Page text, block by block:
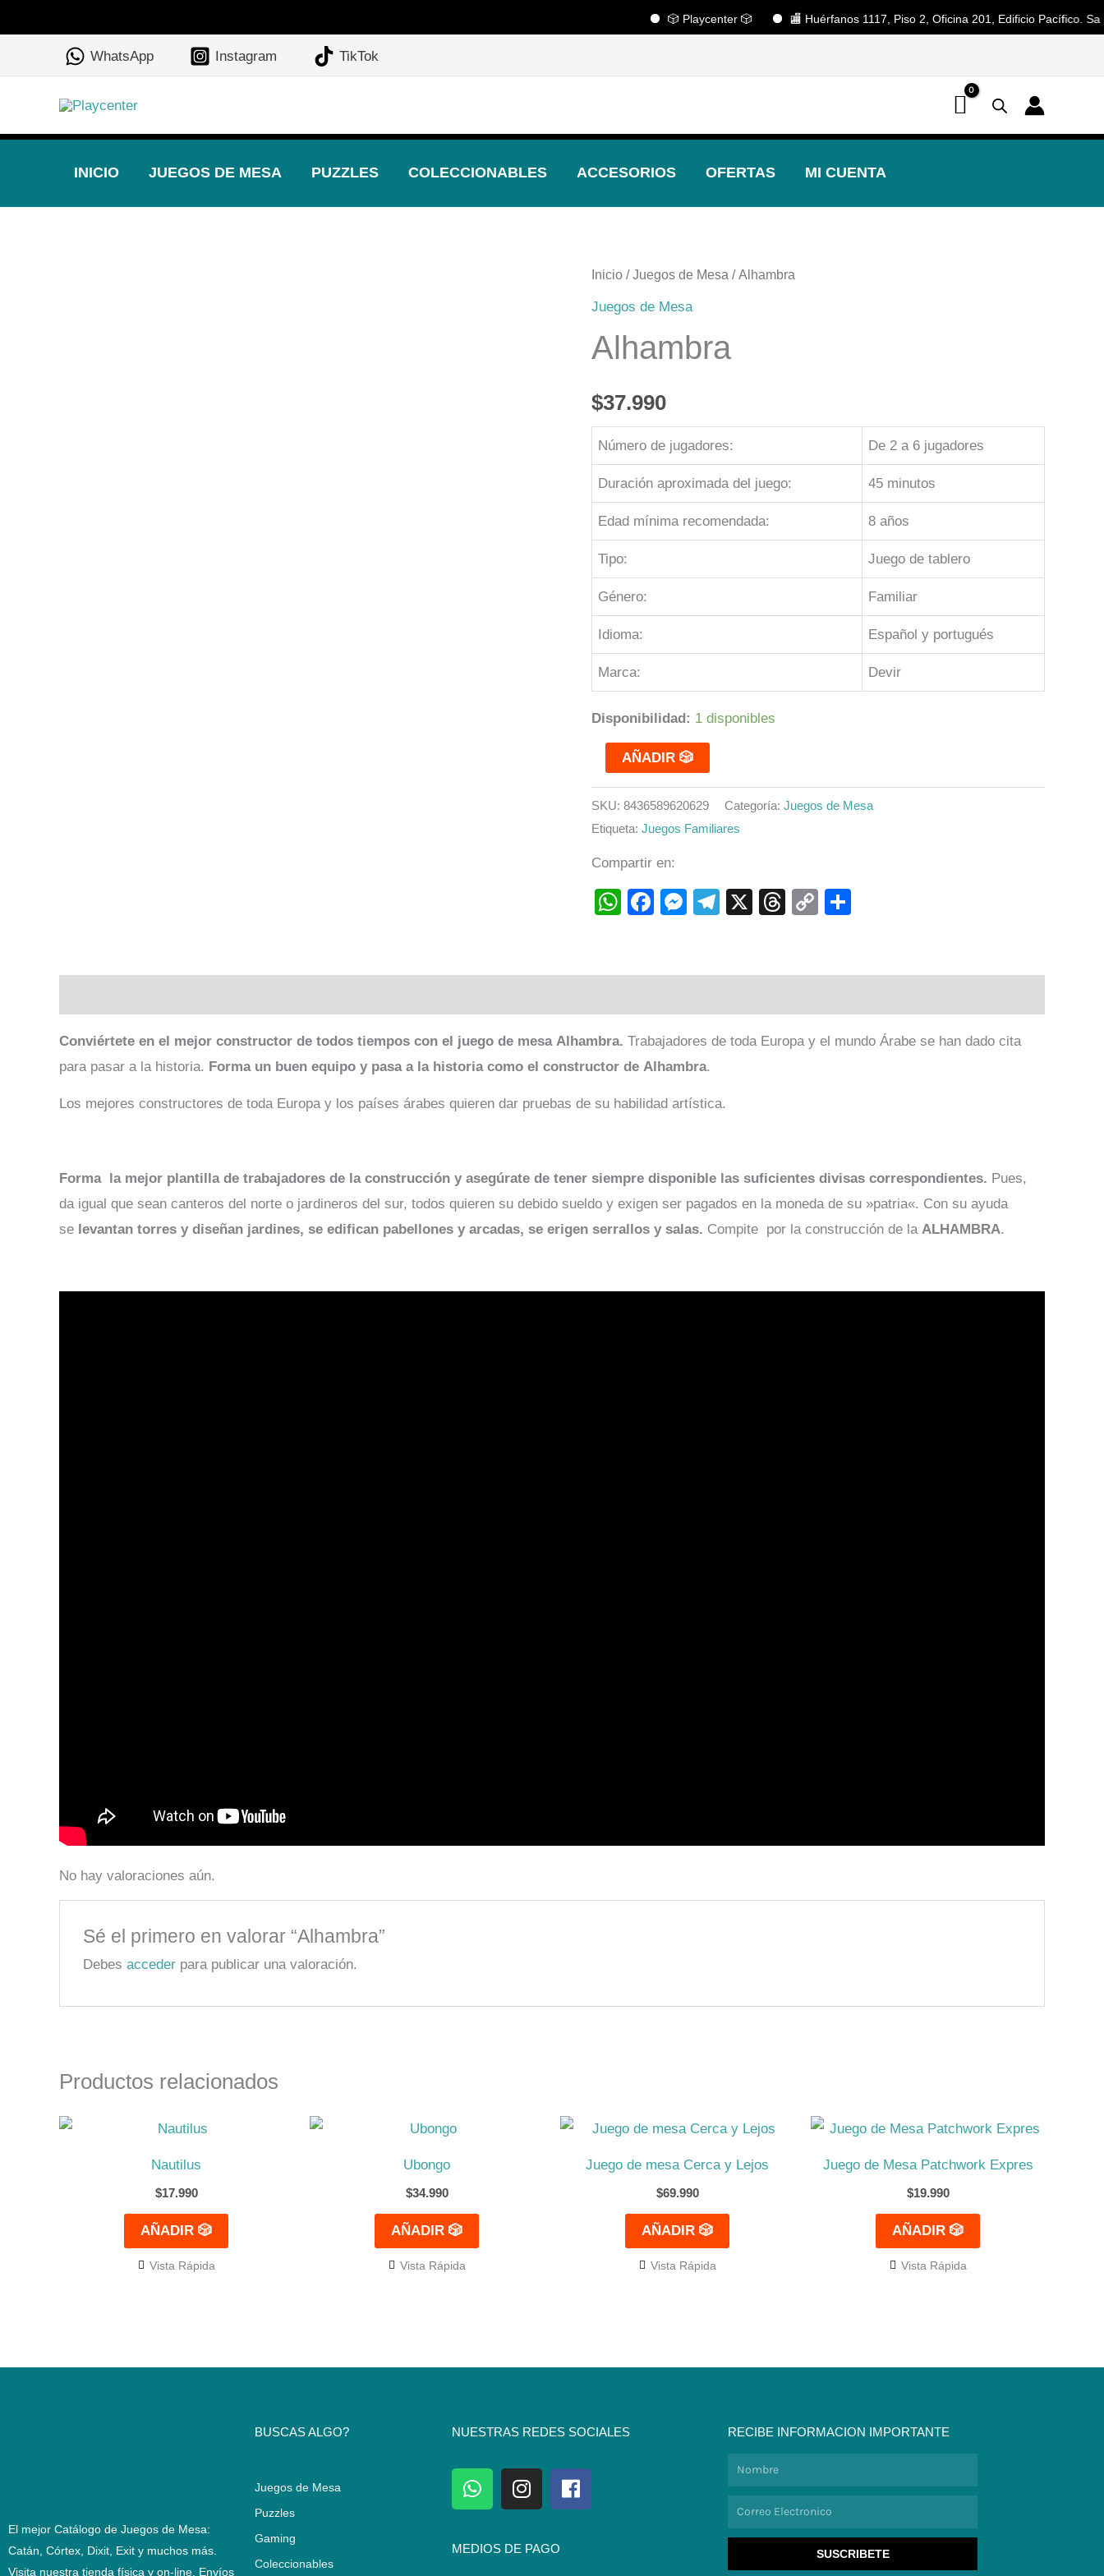
🎲 Playcenter 🎲 🏬 Huérfanos 1117, Piso 2, Oficina 201, Edificio Pacífico. Santiago
al
WhatsApp Instagram TikTok
INICIO JUEGOS DE MESA PUZZLES COLECCIONABLES ACCESORIOS OFERTAS MI CUENTA
Inicio /Juegos de Mesa / Alhambra
Juegos de Mesa
Alhambra
$37.990
Número de jugadores: De 2 a 6 jugadores
Duración aproximada del juego: 45 minutos
Edad mínima recomendada: 8 años
Tipo: Juego de tablero
Género: Familiar
Idioma: Español y portugués
Marca: Devir
Disponibilidad: 1 disponibles
Alhambra
cantidad
AÑADIR 🎲
SKU: 8436589620629 Categoría: Juegos de Mesa
Etiqueta: Juegos Familiares
Compartir en:
WhatsApp
Facebook
Messenger
Telegram
X Threads
Copy
Conviértete en el mejor constructor de todos tiempos con el juego de mesa Alhambra. Trabajadores de toda Europa y el mundo Árabe se han dado cita
para pasar a la historia. Forma un buen equipo y pasa a la historia como el constructor de Alhambra.
Los mejores constructores de toda Europa y los países árabes quieren dar pruebas de su habilidad artística.
Forma la mejor plantilla de trabajadores de la construcción y asegúrate de tener siempre disponible las suficientes divisas correspondientes. Pues,
da igual que sean canteros del norte o jardineros del sur, todos quieren su debido sueldo y exigen ser pagados en la moneda de su »patria«. Con su ayuda
se levantan torres y diseñan jardines, se edifican pabellones y arcadas, se erigen serrallos y salas. Compite por la construcción de la ALHAMBRA.
No hay valoraciones aún.
Sé el primero en valorar “Alhambra”
Debesacceder para publicar una valoración.
Productos relacionados
Nautilus
$17.990
AÑADIR 🎲
Vista Rápida
Ubongo
$34.990
AÑADIR 🎲
Vista Rápida
Juego de mesa Cerca y Lejos
$69.990
AÑADIR 🎲
Vista Rápida
Juego de Mesa Patchwork Expres
$19.990
AÑADIR 🎲
Vista Rápida
El mejor Catálogo de Juegos de Mesa:
Catán, Córtex, Dixit, Exit y muchos más.
Visita nuestra tienda física y on-line. Envíos
BUSCAS ALGO?
Juegos de Mesa
Puzzles
Gaming
Coleccionables
NUESTRAS REDES SOCIALES
W
h
t
s
I
n
t
a
F
a
MEDIOS DE PAGO
RECIBE INFORMACION IMPORTANTE
SUSCRIBETE
📢 ¡OFERTAS! 🔥